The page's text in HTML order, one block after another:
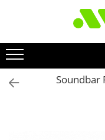
Soundbar